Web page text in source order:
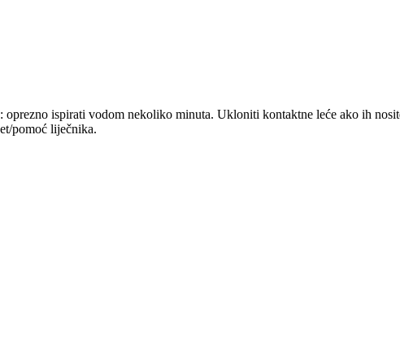
ispirati vodom nekoliko minuta. Ukloniti kontaktne leće ako ih
pomoć liječnika.